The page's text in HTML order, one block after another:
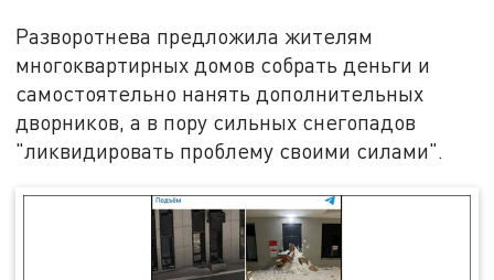
Разворотнева предложила жителям
многоквартирных домов собрать деньги и
самостоятельно нанять дополнительных
дворников, а в пору сильных снегопадов
"ликвидировать проблему своими силами".